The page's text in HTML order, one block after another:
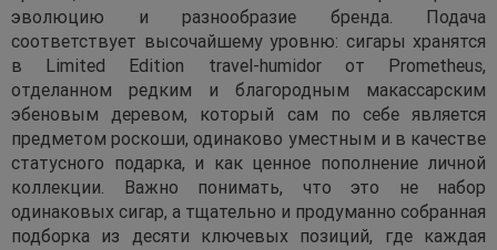
эволюцию и разнообразие бренда. Подача
соответствует высочайшему уровню: сигары хранятся
в Limited Edition travel-humidor от Prometheus,
отделанном редким и благородным макассарским
эбеновым деревом, который сам по себе является
предметом роскоши, одинаково уместным и в качестве
статусного подарка, и как ценное пополнение личной
коллекции. Важно понимать, что это не набор
одинаковых сигар, а тщательно и продуманно собранная
подборка из десяти ключевых позиций, где каждая